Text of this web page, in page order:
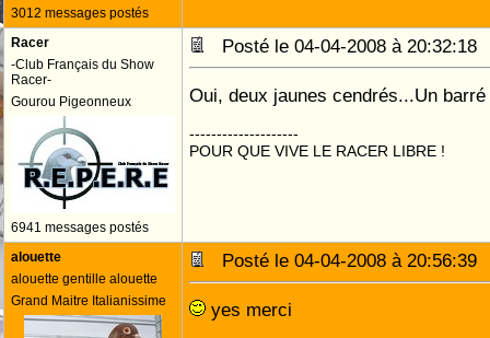
3012 messages postés
Racer
-Club Français du Show
Racer-
Gourou Pigeonneux
6941 messages postés
Posté le 04-04-2008 à
Oui, deux jaunes cendrés...Un
--------------------
POUR QUE VIVE LE RACER LIBRE !
alouette
alouette gentille alouette
Grand Maitre Italianissime
Posté le 04-04-2008 à
yes merci